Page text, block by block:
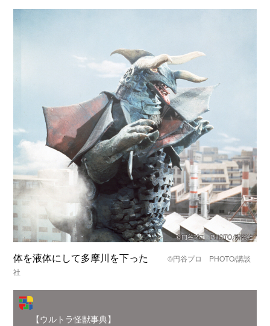
体を液体にして多摩川を下った©円谷プロ PHOTO/講談
社
【ウルトラ怪獣事典】